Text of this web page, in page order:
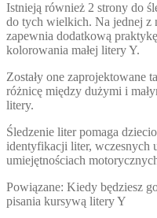
Istnieją również 2 strony do
do tych wielkich. Na jednej z
zapewnia dodatkową
kolorowania małej litery Y.
Zostały one zaprojektowane
różnicę między dużymi i
litery.
Śledzenie liter pomaga
identyfikacji liter, wczesnych
umiejętnościach
Powiązane: Kiedy będziesz
pisania kursywą litery Y